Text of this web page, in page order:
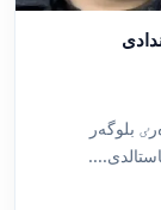
بلوگەر